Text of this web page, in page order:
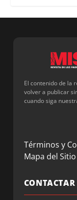
El contenido de la
volver a publicar
cuando siga
Términos y
Mapa del Sitio
CONTACTAR